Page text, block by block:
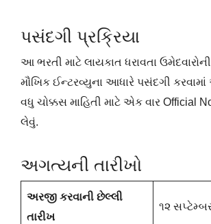
પસંદગી પ્રક્રિયા
આ ભરતી માટે લાયકાત ધરાવતા ઉમેદવારોની
મૌખિક ઈન્ટરવ્યુના આધારે પસંદગી
વધુ ચોક્કસ માહિતી માટે એક વાર Official
લેવું.
અગત્યની તારીખો
અરજી કરવાની છેલ્લી
તારીખ
૧૨